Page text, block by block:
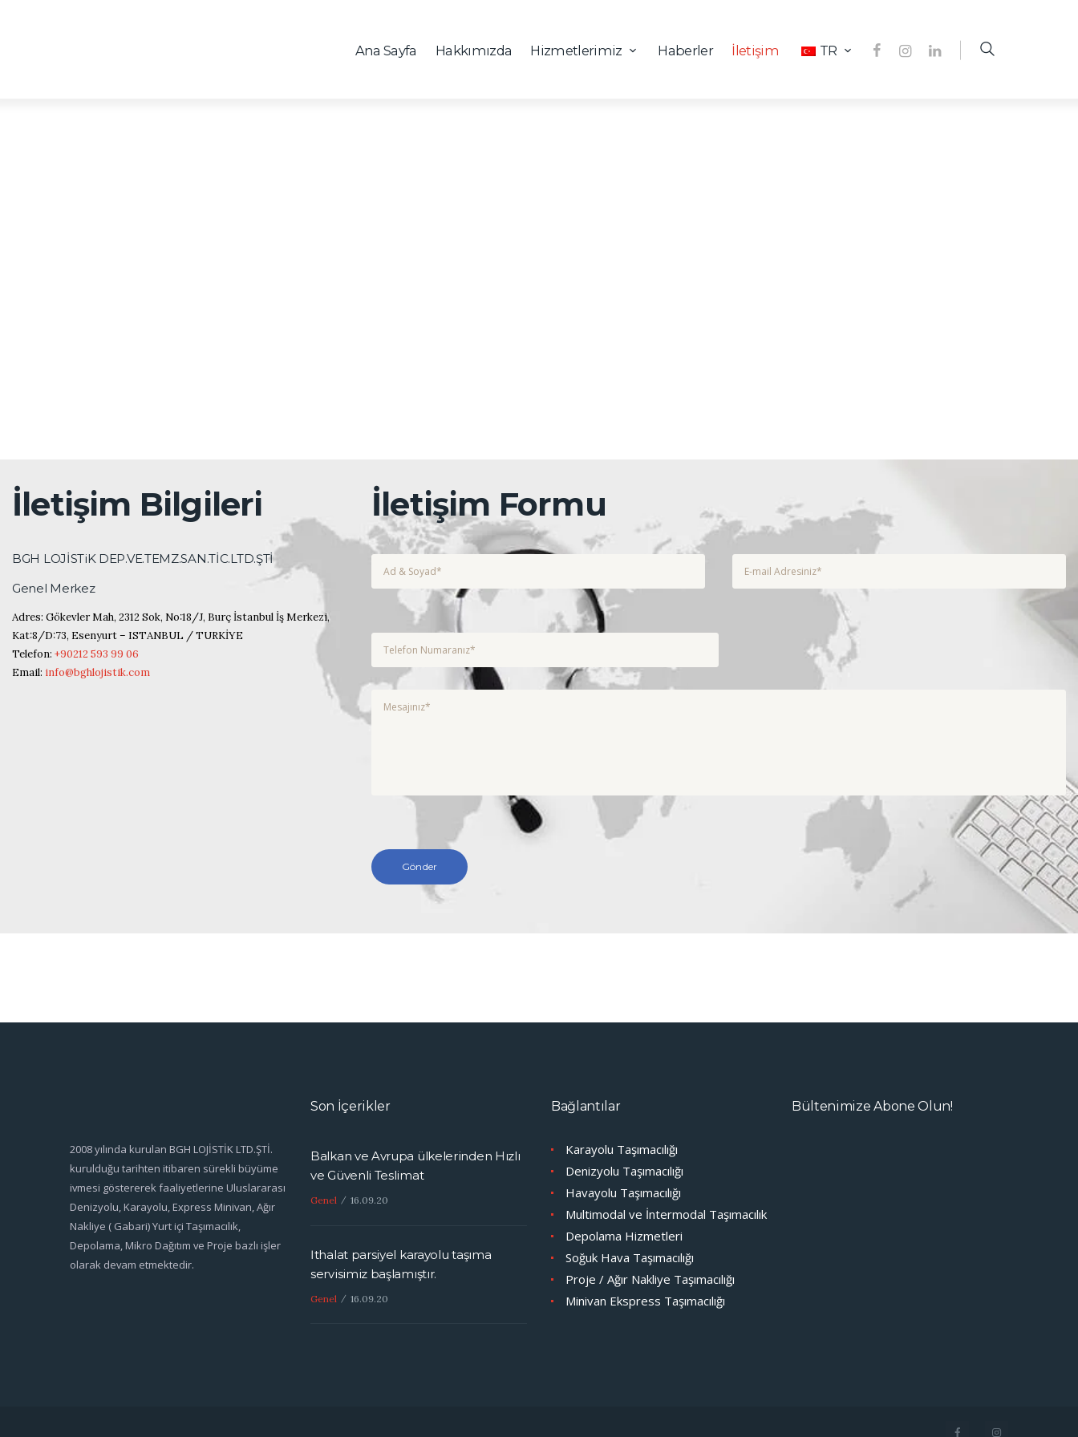
Ana Sayfa Hakkımızda Hizmetlerimiz Haberler İletişim TR
İletişim Bilgileri
BGH LOJİSTiK DEP.VE.TEMZ.SAN.TİC.LTD.ŞTİ
Genel Merkez
Adres: Gökevler Mah, 2312 Sok, No:18/J, Burç İstanbul İş Merkezi,
Kat:8/D:73, Esenyurt – ISTANBUL / TURKİYE
Telefon: +90212 593 99 06
Email: info@bghlojistik.com
İletişim Formu
2008 yılında kurulan BGH LOJİSTİK LTD.ŞTİ.
kurulduğu tarihten itibaren sürekli büyüme
ivmesi göstererek faaliyetlerine Uluslararası
Denizyolu, Karayolu, Express Minivan, Ağır
Nakliye ( Gabari) Yurt içi Taşımacılık,
Depolama, Mikro Dağıtım ve Proje bazlı işler
olarak devam etmektedir.
Son İçerikler
Balkan ve Avrupa ülkelerinden Hızlı
ve Güvenli Teslimat
Genel 16.09.20
İthalat parsiyel karayolu taşıma
servisimiz başlamıştır.
Genel 16.09.20
Bağlantılar
Karayolu Taşımacılığı
Denizyolu Taşımacılığı
Havayolu Taşımacılığı
Multimodal ve İntermodal Taşımacılık
Depolama Hizmetleri
Soğuk Hava Taşımacılığı
Proje / Ağır Nakliye Taşımacılığı
Minivan Ekspress Taşımacılığı
Bültenimize Abone Olun!